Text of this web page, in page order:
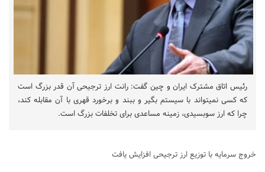
رئیس اتاق مشترک ایران و چین گفت: رانت ارز ترجیحی آن قدر بزرگ است
که کسی نمیتواند با سیستم بگیر و ببند و برخورد قهری با آن مقابله کند،
چرا که ارز سوبسیدی، زمینه مساعدی برای تخلفات بزرگ است.
خروج سرمایه با توزیع ارز ترجیحی افزایش یافت